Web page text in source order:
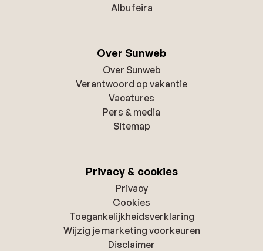
Albufeira
Over Sunweb
Over Sunweb
Verantwoord op vakantie
Vacatures
Pers & media
Sitemap
Privacy & cookies
Privacy
Cookies
Toegankelijkheidsverklaring
Wijzig je marketing voorkeuren
Disclaimer